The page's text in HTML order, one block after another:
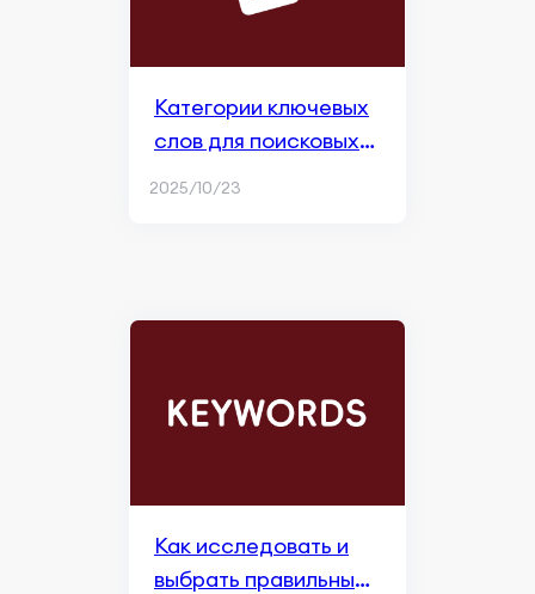
Категории ключевых
слов для поисковых
2025/10/23
Как исследовать и
выбрать правильные